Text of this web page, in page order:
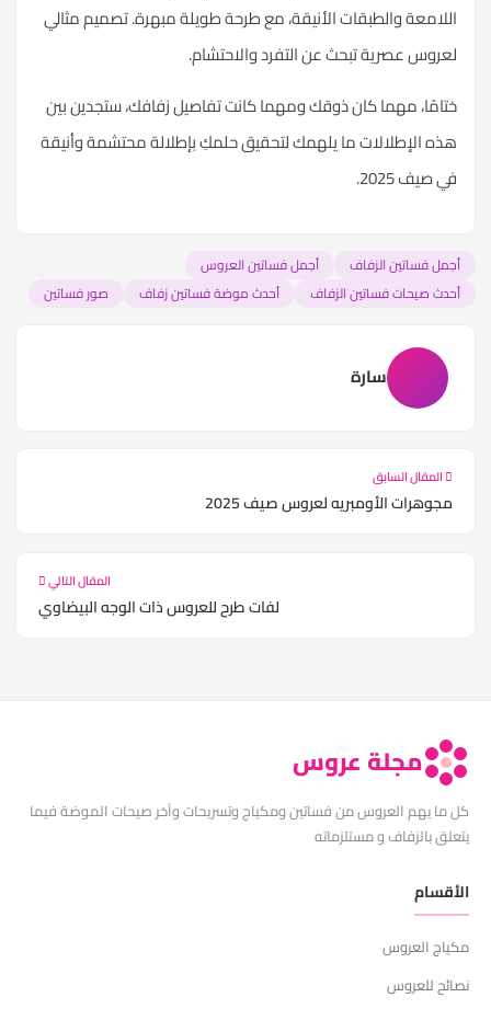
اللامعة والطبقات الأنيقة، مع طرحة طويلة مبهرة. تصميم مثالي
لعروس عصرية تبحث عن التفرد والاحتشام.
ختامًا، مهما كان ذوقك ومهما كانت تفاصيل زفافك، ستجدين بين
هذه الإطلالات ما يلهمك لتحقيق حلمكِ بإطلالة محتشمة وأنيقة
في صيف 2025.
أجمل فساتين الزفاف
أجمل فساتين العروس
أحدث صيحات فساتين الزفاف
أحدث موضة فساتين زفاف صور فساتين
سارة
المقال السابق
مجوهرات الأومبريه لعروس صيف 2025
المقال التالي
لفات طرح للعروس ذات الوجه البيضاوي
مجلة عروس
كل ما يهم العروس من فساتين ومكياج وتسريحات وآخر صيحات الموضة فيما
يتعلق بالزفاف و مستلزماته
الأقسام
مكياج العروس
نصائح للعروس